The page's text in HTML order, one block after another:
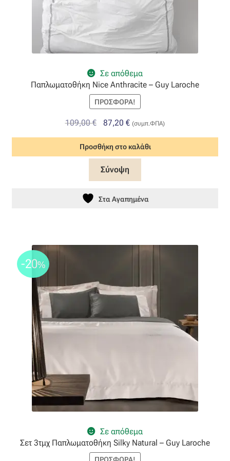
Σε απόθεμα
Παπλωματοθήκη Nice Anthracite – Guy Laroche
ΠΡΟΣΦΟΡΆ!
109,00€
Original
price
was:
109,00 €.
87,20€Η
τρέχουσα
τιμή
είναι:
(συμπ.ΦΠΑ)
Προσθήκη στο καλάθι
Σύνοψη
Στα Αγαπημένα
Σε απόθεμα
-20%
Σετ 3τμχ Παπλωματοθήκη Silky Natural – Guy Laroche